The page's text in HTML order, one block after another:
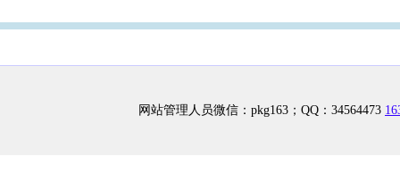
网站管理人员微信：pkg163；QQ：34564473